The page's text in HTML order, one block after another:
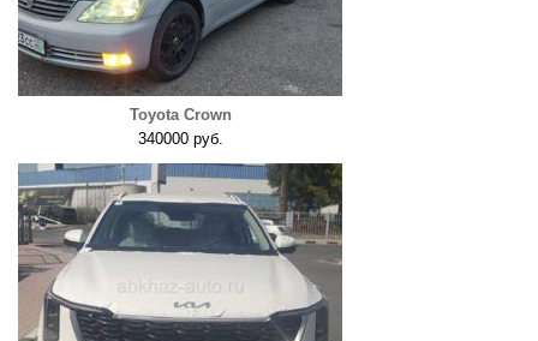
Toyota Crown
340000 руб.